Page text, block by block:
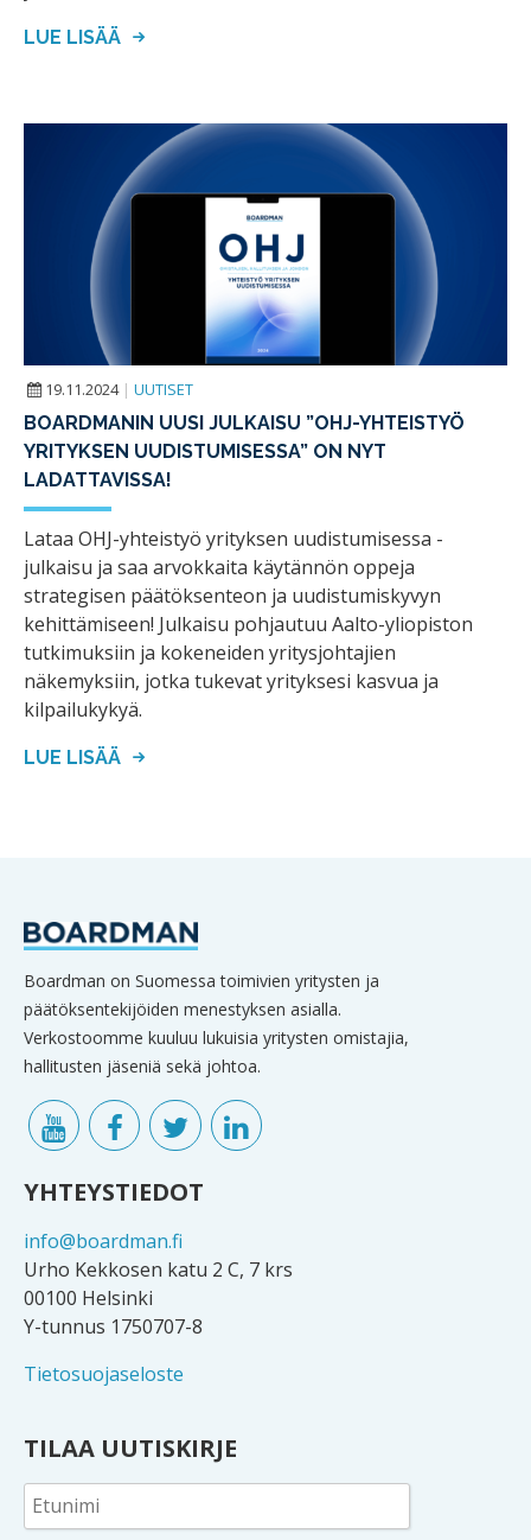
LUE LISÄÄ
19.11.2024 | UUTISET
BOARDMANIN UUSI JULKAISU ”OHJ-YHTEISTYÖ
YRITYKSEN UUDISTUMISESSA” ON NYT
LADATTAVISSA!
Lataa OHJ-yhteistyö yrityksen uudistumisessa -
julkaisu ja saa arvokkaita käytännön oppeja
strategisen päätöksenteon ja uudistumiskyvyn
kehittämiseen! Julkaisu pohjautuu Aalto-yliopiston
tutkimuksiin ja kokeneiden yritysjohtajien
näkemyksiin, jotka tukevat yrityksesi kasvua ja
kilpailukykyä.
LUE LISÄÄ
Boardman on Suomessa toimivien yritysten ja
päätöksentekijöiden menestyksen asialla.
Verkostoomme kuuluu lukuisia yritysten omistajia,
hallitusten jäseniä sekä johtoa.
YHTEYSTIEDOT
info@boardman.fi
Urho Kekkosen katu 2 C, 7 krs
00100 Helsinki
Y-tunnus 1750707-8
Tietosuojaseloste
TILAA UUTISKIRJE